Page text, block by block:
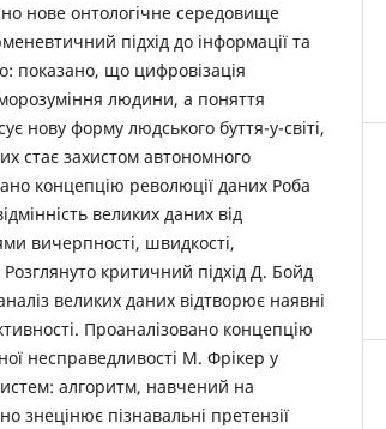
нове онтологічне середовище
підхід до інформації та
показано, що цифровізація
людини, а поняття
нову форму людського буття-у-світі,
стає захистом автономного
концепцію революції даних Роба
великих даних від
вичерпності, швидкості,
Розглянуто критичний підхід Д. Бойд
великих даних відтворює наявні
Проаналізовано концепцію
несправедливості М. Фрікер у
алгоритм, навчений на
знецінює пізнавальні претензії